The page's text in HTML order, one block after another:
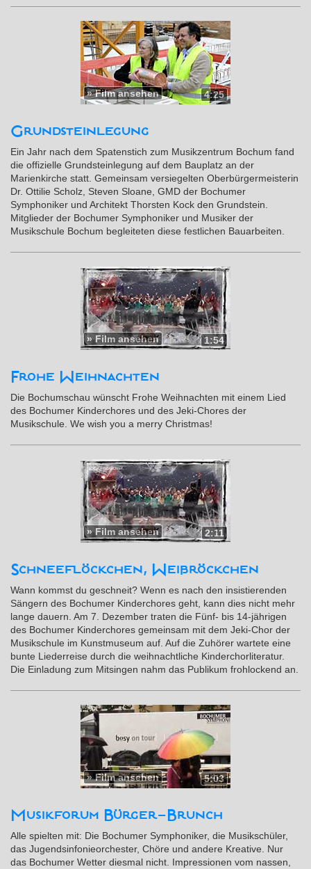
4:25
»Film ansehen
Grundsteinlegung
Ein Jahr nach dem Spatenstich zum Musikzentrum Bochum fand
die offizielle Grundsteinlegung auf dem Bauplatz an der
Marienkirche statt. Gemeinsam versiegelten Oberbürgermeisterin
Dr. Ottilie Scholz, Steven Sloane, GMD der Bochumer
Symphoniker und Architekt Thorsten Kock den Grundstein.
Mitglieder der Bochumer Symphoniker und Musiker der
Musikschule Bochum begleiteten diese festlichen Bauarbeiten.
1:54
»Film ansehen
Frohe Weihnachten
Die Bochumschau wünscht Frohe Weihnachten mit einem Lied
des Bochumer Kinderchores und des Jeki-Chores der
Musikschule. We wish you a merry Christmas!
2:11
»Film ansehen
Schneeflöckchen, Weißröckchen
Wann kommst du geschneit? Wenn es nach den insistierenden
Sängern des Bochumer Kinderchores geht, kann dies nicht mehr
lange dauern. Am 7. Dezember traten die Fünf- bis 14-jährigen
des Bochumer Kinderchores gemeinsam mit dem Jeki-Chor der
Musikschule im Kunstmuseum auf. Auf die Zuhörer wartete eine
bunte Liederreise durch die weihnachtliche Kinderchorliteratur.
Die Einladung zum Mitsingen nahm das Publikum frohlockend an.
5:03
»Film ansehen
Musikforum Bürger-Brunch
Alle spielten mit: Die Bochumer Symphoniker, die Musikschüler,
das Jugendsinfonieorchester, Chöre und andere Kreative. Nur
das Bochumer Wetter diesmal nicht. Impressionen vom nassen,